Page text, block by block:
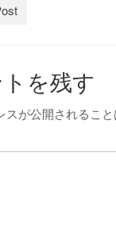
を残す
スが公開されること